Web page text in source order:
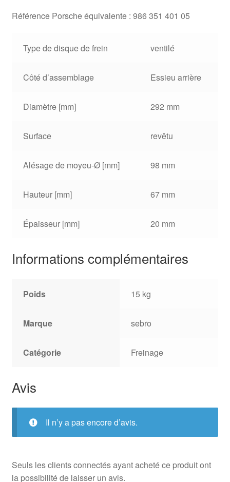
Référence Porsche équivalente : 986 351 401 05
Type de disque de frein ventilé
Côté d’assemblage Essieu arrière
Diamètre [mm] 292 mm
Surface revêtu
Alésage de moyeu-Ø [mm] 98 mm
Hauteur [mm] 67 mm
Épaisseur [mm] 20 mm
Informations complémentaires
Poids 15 kg
Marque sebro
Catégorie Freinage
Avis
Il n’y a pas encore d’avis.
Seuls les clients connectés ayant acheté ce produit ont
la possibilité de laisser un avis.